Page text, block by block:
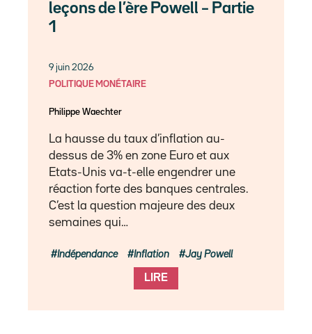
leçons de l’ère Powell – Partie
1
9 juin 2026
POLITIQUE MONÉTAIRE
Philippe Waechter
La hausse du taux d’inflation au-
dessus de 3% en zone Euro et aux
Etats-Unis va-t-elle engendrer une
réaction forte des banques centrales.
C’est la question majeure des deux
semaines qui…
LIRE
Indépendance Inflation Jay Powell